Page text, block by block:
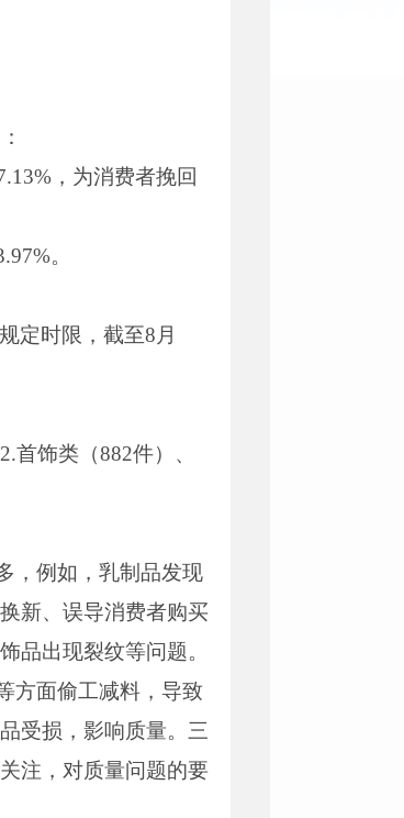
，为消费者挽回
。
定时限，截至8月
饰类（882件）、
，例如，乳制品发现
新、误导消费者购买
品出现裂纹等问题。
方面偷工减料，导致
受损，影响质量。三
注，对质量问题的要